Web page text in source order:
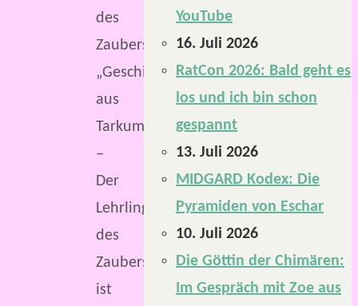
des
Zauberschmiedes.
„Geschichten
aus
Tarkum
–
Der
Lehrling
des
Zauberschmiedes“
ist
YouTube
16. Juli 2026
RatCon 2026: Bald geht es
los und ich bin schon
gespannt
13. Juli 2026
MIDGARD Kodex: Die
Pyramiden von Eschar
10. Juli 2026
Die Göttin der Chimären:
Im Gespräch mit Zoe aus